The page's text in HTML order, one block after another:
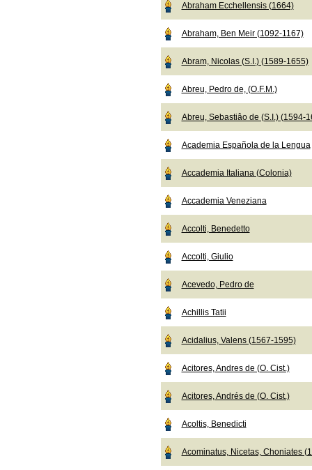
Abraham Ecchellensis (1664)
Abraham, Ben Meir (1092-1167)
Abram, Nicolas (S.I.) (1589-1655)
Abreu, Pedro de, (O.F.M.)
Abreu, Sebastiâo de (S.I.) (1594-
Academia Española de la Lengua
Accademia Italiana (Colonia)
Accademia Veneziana
Accolti, Benedetto
Accolti, Giulio
Acevedo, Pedro de
Achillis Tatii
Acidalius, Valens (1567-1595)
Acitores, Andres de (O. Cist.)
Acitores, Andrés de (O. Cist.)
Acoltis, Benedicti
Acominatus, Nicetas, Choniates